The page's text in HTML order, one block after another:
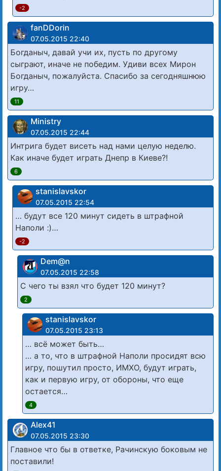
-2
fanDDorin
07.05.2015 22:40
Богданыч, давай учи их, пусть по другому
сыграют, иначе не победим. Удиви всех Мирон
Богданыч, пожалуйста. Спасибо за сегодняшнюю
игру…
11
Ministry
07.05.2015 22:44
Интрига будет висеть над нами целую неделю.
Как иначе будет играть Днепр в Киеве?!
6
stanislavskor
07.05.2015 22:54
… будут все 120 минут сидеть в штрафной
Наполи :)…
-2
Dem@n
07.05.2015 22:58
С чего ты взял что будет 120 минут?
2
stanislavskor
07.05.2015 23:13
… всё может быть…
… а то, что в штрафной Наполи просидят всю
игру, пошутил просто, ИМХО, будут играть,
как и первую игру, от обороны, что еще
остается…
4
Alex41
07.05.2015 23:30
Главное что бы в ответке, Рачинскую боковым не
поставили!